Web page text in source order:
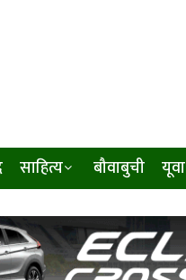
साहित्य बौवाबुची यूवा